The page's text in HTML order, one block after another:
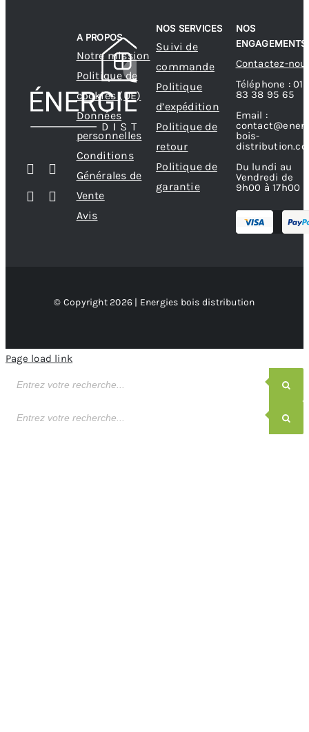
A PROPOS
Notre mission
Politique de
cookies (UE)
Données
personnelles
Conditions
Générales de
Vente
Avis
NOS SERVICES
Suivi de
commande
Politique
d’expédition
Politique de
retour
Politique de
garantie
NOS
ENGAGEMENTS
Contactez-
Téléphone : 01
83 38 95 65
Email :
bois-
Du lundi au
Vendredi de
9h00 à 17h00
© Copyright 2026 | Energies bois distribution
Page load link
de
de